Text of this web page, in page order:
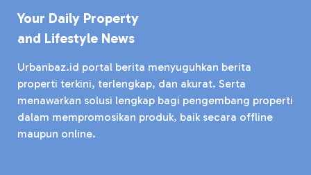
Your Daily Property
and Lifestyle News
Urbanbaz.id portal berita menyuguhkan berita
properti terkini, terlengkap, dan akurat. Serta
menawarkan solusi lengkap bagi pengembang properti
dalam mempromosikan produk, baik secara offline
maupun online.